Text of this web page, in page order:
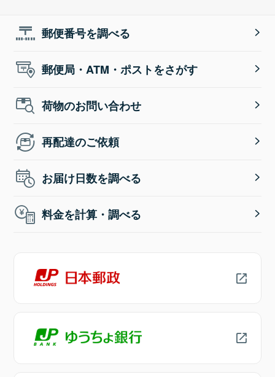
郵便番号を調べる
郵便局・ATM・ポストをさがす
荷物のお問い合わせ
再配達のご依頼
お届け日数を調べる
料金を計算・調べる